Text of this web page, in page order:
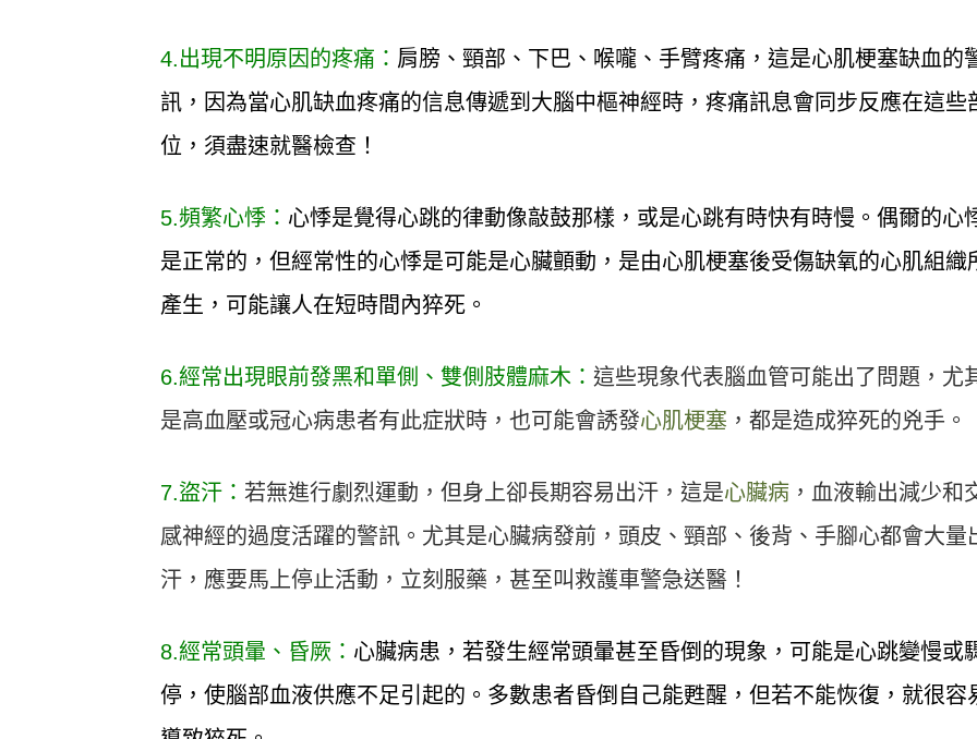
4.出現不明原因的疼痛： 肩膀、頸部、下巴、喉嚨、手臂疼痛，這是心肌梗塞缺血的
訊，因為當心肌缺血疼痛的信息傳遞到大腦中樞神經時，疼痛訊息會同步反應在這些
位，須盡速就醫檢查！
5.頻繁心悸： 心悸是覺得心跳的律動像敲鼓那樣，或是心跳有時快有時慢。偶爾的心
是正常的，但經常性的心悸是可能是心臟顫動，是由心肌梗塞後受傷缺氧的心肌組織
產生，可能讓人在短時間內猝死。
6.經常出現眼前發黑和單側、雙側肢體麻木： 這些現象代表腦血管可能出了問題，尤
是高血壓或冠心病患者有此症狀時，也可能會誘發心肌梗塞 ，都是造成猝死的兇手。
7.盜汗： 若無進行劇烈運動，但身上卻長期容易出汗，這是心臟病 ，血液輸出減少和
感神經的過度活躍的警訊。尤其是心臟病發前，頭皮、頸部、後背、手腳心都會大量
汗，應要馬上停止活動，立刻服藥，甚至叫救護車警急送醫！
8.經常頭暈、昏厥： 心臟病患，若發生經常頭暈甚至昏倒的現象，可能是心跳變慢或
停，使腦部血液供應不足引起的。多數患者昏倒自己能甦醒，但若不能恢復，就很容